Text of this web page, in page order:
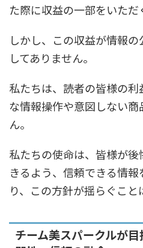
た際に収益の一部をいただ
しかし、この収益が情報
してありません。
私たちは、読者の皆様の
な情報操作や意図しない
ん。
私たちの使命は、皆様が
きるよう、信頼できる情
り、この方針が揺らぐこと
チーム美スパークルが